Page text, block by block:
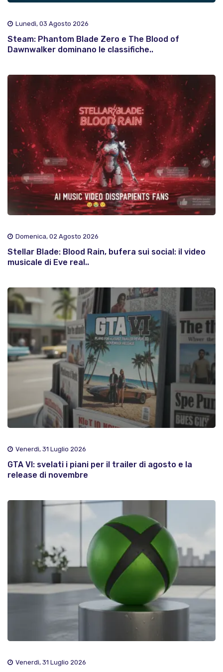
Lunedì, 03 Agosto 2026
Steam: Phantom Blade Zero e The Blood of
Dawnwalker dominano le classifiche..
Domenica, 02 Agosto 2026
Stellar Blade: Blood Rain, bufera sui social: il video
musicale di Eve real..
Venerdì, 31 Luglio 2026
GTA VI: svelati i piani per il trailer di agosto e la
release di novembre
Venerdì, 31 Luglio 2026